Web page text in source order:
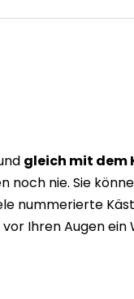
gleich mit dem
noch nie. Sie
nummerierte
Ihren Augen